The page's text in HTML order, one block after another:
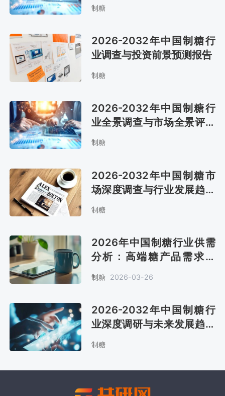
制糖
2026-2032年中国制糖行
业调查与投资前景预测报告
制糖
2026-2032年中国制糖行
业全景调查与市场全景评估
报告
制糖
2026-2032年中国制糖市
场深度调查与行业发展趋势
报告
制糖
2026年中国制糖行业供需
分析：高端糖产品需求激
增，需求量将达1583.6万吨
[图]
制糖 2026-03-26
2026-2032年中国制糖行
业深度调研与未来发展趋势
报告
制糖